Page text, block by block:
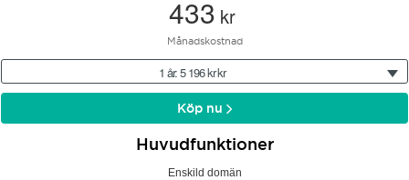
433 kr
Månadskostnad
1 år: 5 196 kr kr
Köp nu
Huvudfunktioner
Enskild domän